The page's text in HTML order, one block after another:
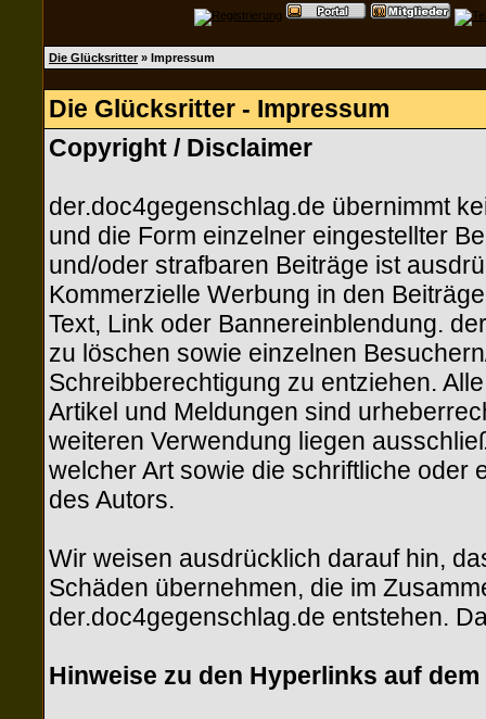
Die Glücksritter » Impressum
Die Glücksritter - Impressum
Copyright / Disclaimer
der.doc4gegenschlag.de übernimmt
und die Form einzelner eingestellter
und/oder strafbaren Beiträge ist
Kommerzielle Werbung in den
Text, Link oder Bannereinblendung.
zu löschen sowie einzelnen
Schreibberechtigung zu entziehen.
Artikel und Meldungen sind
weiteren Verwendung liegen
welcher Art sowie die schriftliche oder
des Autors.
Wir weisen ausdrücklich darauf hin,
Schäden übernehmen, die im
der.doc4gegenschlag.de entstehen.
Hinweise zu den Hyperlinks auf